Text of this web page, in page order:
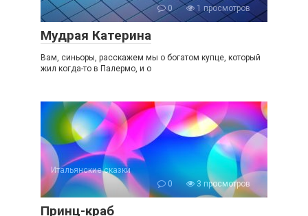
0
1 просмотров
Мудрая Катерина
Вам, синьоры, расскажем мы о богатом купце, который
жил когда-то в Палермо, и о
Итальянские сказки
0
3 просмотров
Принц-краб